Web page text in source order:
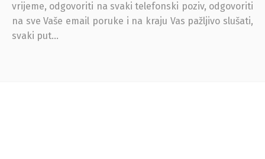
vrijeme, odgovoriti na svaki telefonski poziv, odgovoriti
na sve Vaše email poruke i na kraju Vas pažljivo slušati,
svaki put…